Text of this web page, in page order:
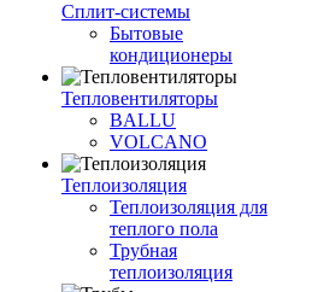
Сплит-системы
Бытовые
кондиционеры
Тепловентиляторы
BALLU
VOLCANO
Теплоизоляция
Теплоизоляция для
теплого пола
Трубная
теплоизоляция